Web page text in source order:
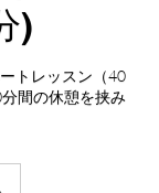
)
トレッスン（40
間の休憩を挟み